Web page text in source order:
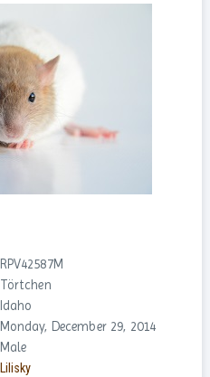
RPV42587M
Törtchen
Idaho
Monday, December 29, 2014
Male
Lilisky